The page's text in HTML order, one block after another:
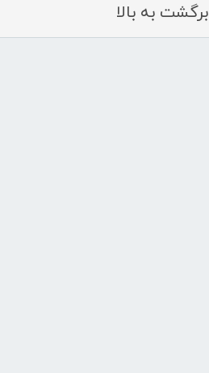
برگشت به بالا